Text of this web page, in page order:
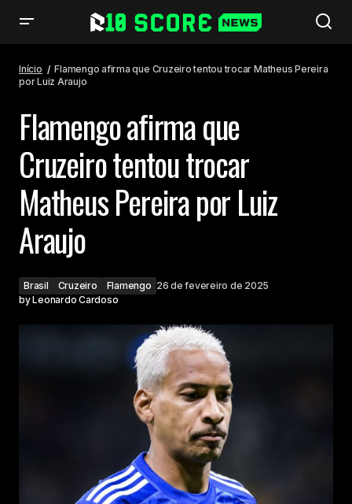
Araujo
Início
Flamengo afirma que Cruzeiro tentou trocar Matheus Pereira
por Luiz Araujo
Flamengo afirma que
Cruzeiro tentou trocar
Matheus Pereira por Luiz
Araujo
Brasil Cruzeiro Flamengo 26 de fevereiro de 2025
byLeonardo Cardoso